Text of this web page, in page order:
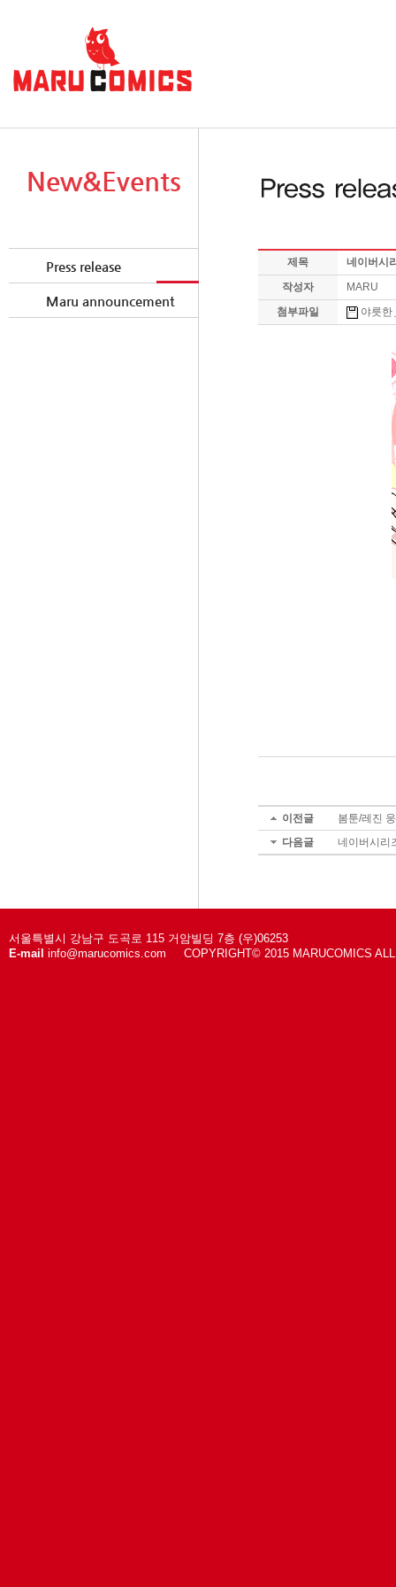
New&Events
Press release
Maru announcement
제목
네이버시
작성자
MARU
첨부파일
야릇한
이전글
봄툰/레진
다음글
네이버시리
서울특별시 강남구 도곡로 115 거암빌딩 7층 (우)06253
E-mail info@marucomics.com COPYRIGHT© 2015 MARUCOMICS